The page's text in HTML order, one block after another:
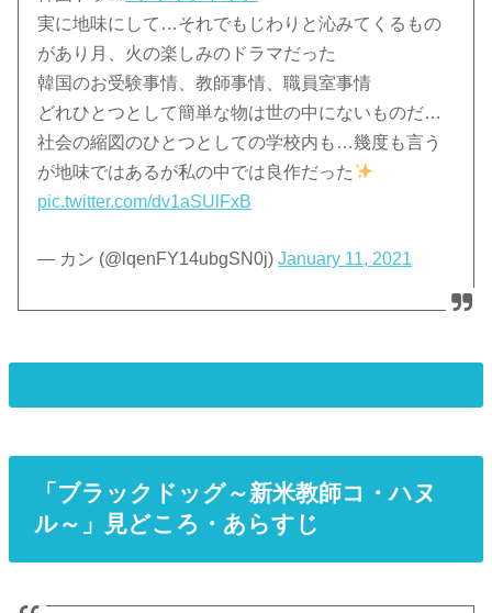
実に地味にして…それでもじわりと沁みてくるもの
があり月、火の楽しみのドラマだった
韓国のお受験事情、教師事情、職員室事情
どれひとつとして簡単な物は世の中にないものだ…
社会の縮図のひとつとしての学校内も…幾度も言う
が地味ではあるが私の中では良作だった
pic.twitter.com/dv1aSUlFxB
— カン (@lqenFY14ubgSN0j)January 11, 2021
「ブラックドッグ～新米教師コ・ハヌ
ル～」見どころ・あらすじ